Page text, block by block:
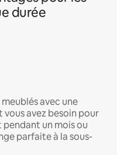
durée
avec une
avez besoin pour
un mois ou
parfaite à la sous-